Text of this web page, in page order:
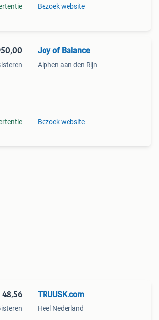
Bezoek website
Joy of Balance
Alphen aan den Rijn
Bezoek website
TRUUSK.com
Heel Nederland